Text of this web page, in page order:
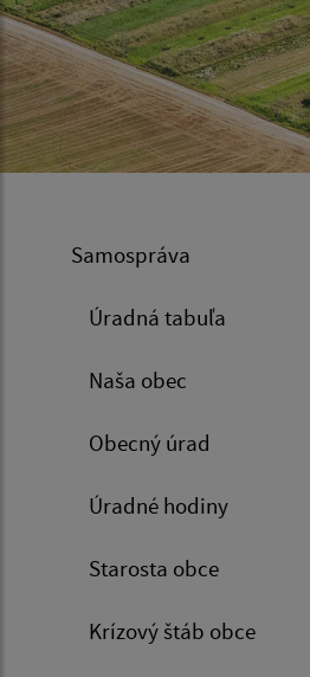
Samospráva
Úradná tabuľa
Naša obec
Obecný úrad
Úradné hodiny
Starosta obce
Krízový štáb obce